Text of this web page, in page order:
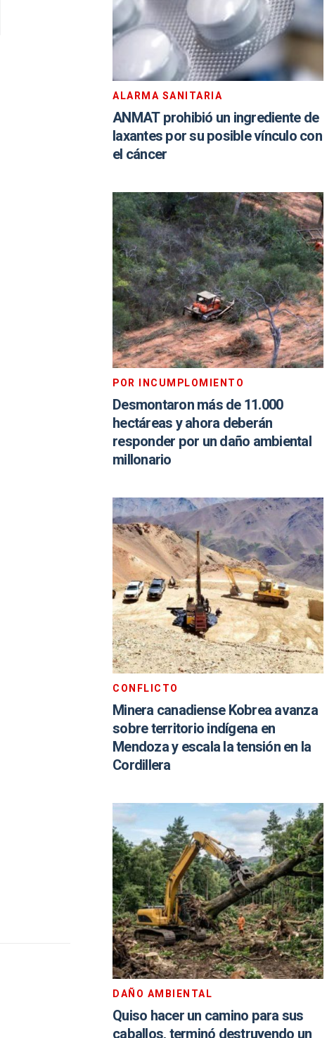
ALARMA SANITARIA
ANMAT prohibió un ingrediente de
laxantes por su posible vínculo con
el cáncer
POR INCUMPLOMIENTO
Desmontaron más de 11.000
hectáreas y ahora deberán
responder por un daño ambiental
millonario
CONFLICTO
Minera canadiense Kobrea avanza
sobre territorio indígena en
Mendoza y escala la tensión en la
Cordillera
DAÑO AMBIENTAL
Quiso hacer un camino para sus